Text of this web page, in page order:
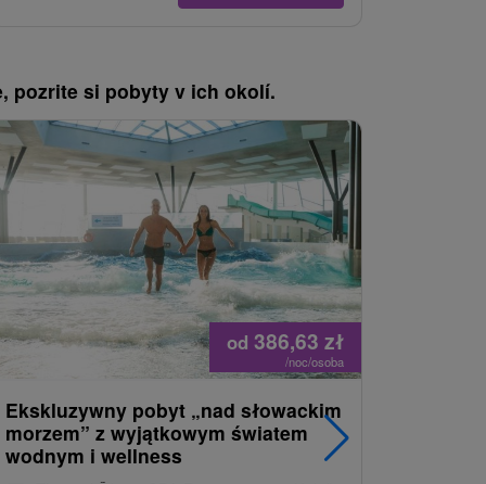
pozrite si pobyty v ich okolí.
od 386,63 zł
/noc/osoba
Ekskluzywny pobyt „nad słowackim
morzem” z wyjątkowym światem
wodnym i wellness